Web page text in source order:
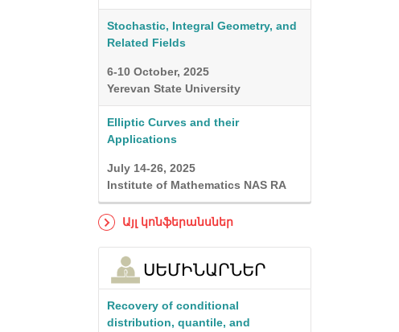
Stochastic, Integral Geometry, and
Related Fields
6-10 October, 2025
Yerevan State University
Elliptic Curves and their
Applications
July 14-26, 2025
Institute of Mathematics NAS RA
Այլ կոնֆերանսներ
ՍԵՄԻՆԱՐՆԵՐ
Recovery of conditional
distribution, quantile, and